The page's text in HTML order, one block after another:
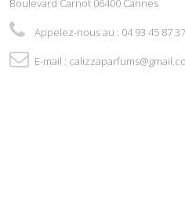
Boulevard Carnot 06400 Cannes
Appelez-nous au : 04 93 45 87 37
E-mail :